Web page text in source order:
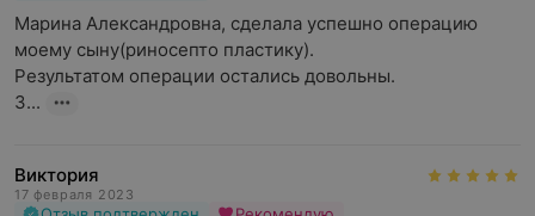
Марина Александровна, сделала успешно операцию
моему сыну(риносепто пластику).
Результатом операции остались довольны.
З...
Виктория
17 февраля 2023